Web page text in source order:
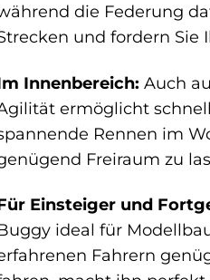
die Federung
und fordern Sie
Innenbereich: Auch
ermöglicht
Rennen im
Freiraum zu
Einsteiger und
ideal für
Fahrern